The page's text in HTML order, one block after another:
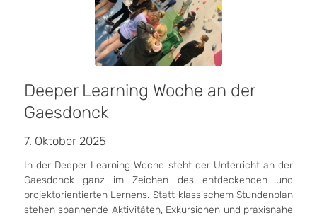
Deeper Learning Woche an der
Gaesdonck
7. Oktober 2025
In der Deeper Learning Woche steht der Unterricht an der
Gaesdonck ganz im Zeichen des entdeckenden und
projektorientierten Lernens. Statt klassischem Stundenplan
stehen spannende Aktivitäten, Exkursionen und praxisnahe